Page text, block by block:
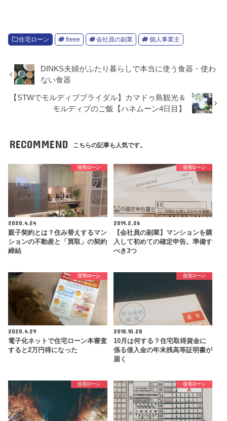
住宅ローン freee 会社員の副業 個人事業主
DINKS夫婦がふたり暮らしで本当に使う食器・使わ
ない食器
【STWでモルディブブライダル】カマドゥ島観光＆
モルディブのご飯【ハネムーン4日目】
RECOMMEND こちらの記事も人気です。
住宅ローン
2020.4.24
親子契約とは？住み替えするマン
ションの不動産と「買取」の契約
締結
住宅ローン
2019.2.26
【会社員の副業】マンションを購
入して初めての確定申告。準備す
べき3つ
住宅ローン
2020.4.29
電子化ネットで住宅ローン本審査
すると2万円得になった
住宅ローン
2018.10.28
10月は何する？住宅取得資金に
係る借入金の年末残高等証明書が
届く
住宅ローン 住宅ローン